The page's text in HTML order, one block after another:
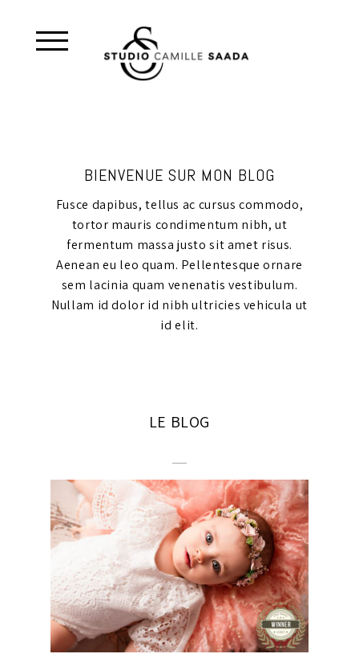
BIENVENUE SUR MON BLOG
Fusce dapibus, tellus ac cursus commodo,
tortor mauris condimentum nibh, ut
fermentum massa justo sit amet risus.
Aenean eu leo quam. Pellentesque ornare
sem lacinia quam venenatis vestibulum.
Nullam id dolor id nibh ultricies vehicula ut
id elit.
LE BLOG